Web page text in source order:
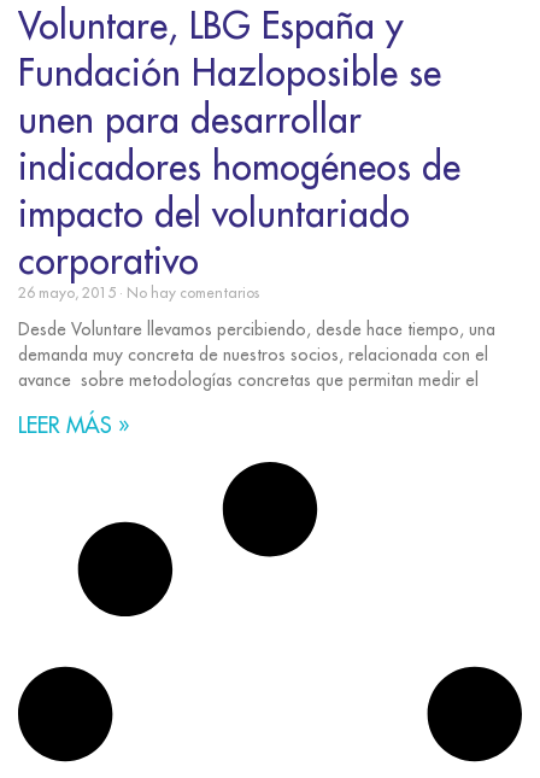
Voluntare, LBG España y
Fundación Hazloposible se
unen para desarrollar
indicadores homogéneos de
impacto del voluntariado
corporativo
26 mayo, 2015 No hay comentarios
Desde Voluntare llevamos percibiendo, desde hace tiempo, una
demanda muy concreta de nuestros socios, relacionada con el
avance sobre metodologías concretas que permitan medir el
LEER MÁS »